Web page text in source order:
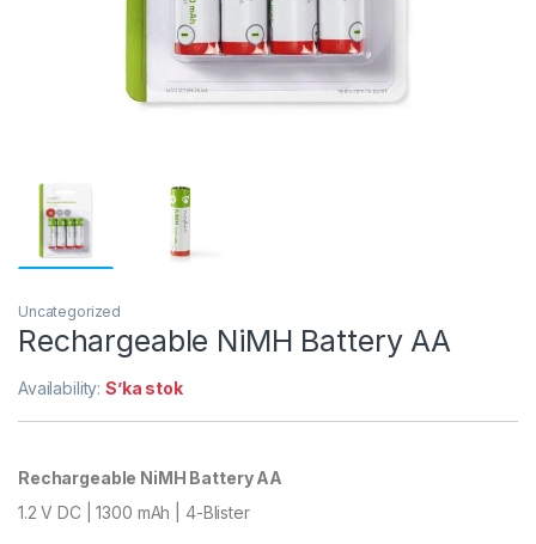
Uncategorized
Rechargeable NiMH Battery AA
Availability:S’ka stok
Rechargeable NiMH Battery AA
1.2 V DC | 1300 mAh | 4-Blister